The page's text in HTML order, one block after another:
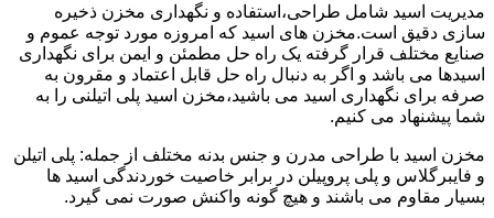
مدیریت اسید شامل طراحی،استفاده و نگهداری مخزن ذخیره
سازی دقیق است.مخزن های اسید که امروزه مورد توجه عموم و
صنایع مختلف قرار گرفته یک راه حل مطمئن و ایمن برای نگهداری
اسیدها می باشد و اگر به دنبال راه حل قابل اعتماد و مقرون به
صرفه برای نگهداری اسید می باشید،مخزن اسید پلی اتیلنی را به
شما پیشنهاد می کنیم.
مخزن اسید با طراحی مدرن و جنس بدنه مختلف از جمله: پلی اتیلن
و فایبرگلاس و پلی پروپیلن در برابر خاصیت خوردندگی اسید ها
بسیار مقاوم می باشند و هیچ گونه واکنش صورت نمی گیرد.